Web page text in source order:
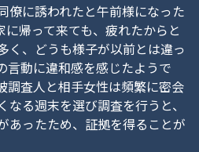
僚に誘われたと午前様になった
に帰って来ても、疲れたからと
く、どうも様子が以前とは違っ
言動に違和感を感じたようで
調査人と相手女性は頻繁に密会
る週末を選び調査を行うと、
あったため、証拠を得ることが